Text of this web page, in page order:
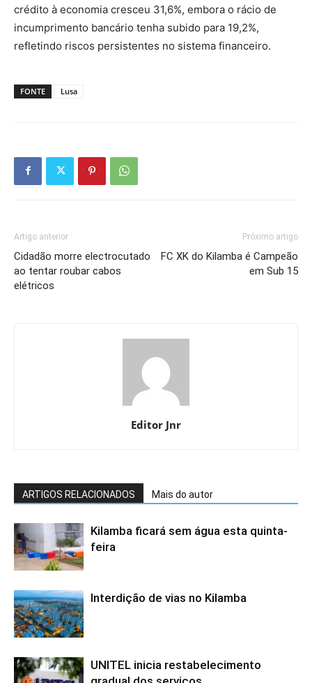
crédito à economia cresceu 31,6%, embora o rácio de
incumprimento bancário tenha subido para 19,2%,
refletindo riscos persistentes no sistema financeiro.
FONTE Lusa
Artigo anterior
Cidadão morre electrocutado
ao tentar roubar cabos
elétricos
Próximo artigo
FC XK do Kilamba é Campeão
em Sub 15
Editor Jnr
ARTIGOS RELACIONADOS Mais do autor
Kilamba ficará sem água esta quinta-
feira
Interdição de vias no Kilamba
UNITEL inicia restabelecimento